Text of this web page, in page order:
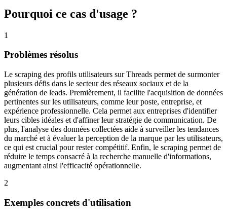
Pourquoi ce cas d'usage ?
1
Problèmes résolus
Le scraping des profils utilisateurs sur Threads permet de surmonter
plusieurs défis dans le secteur des réseaux sociaux et de la
génération de leads. Premièrement, il facilite l'acquisition de données
pertinentes sur les utilisateurs, comme leur poste, entreprise, et
expérience professionnelle. Cela permet aux entreprises d'identifier
leurs cibles idéales et d'affiner leur stratégie de communication. De
plus, l'analyse des données collectées aide à surveiller les tendances
du marché et à évaluer la perception de la marque par les utilisateurs,
ce qui est crucial pour rester compétitif. Enfin, le scraping permet de
réduire le temps consacré à la recherche manuelle d'informations,
augmentant ainsi l'efficacité opérationnelle.
2
Exemples concrets d'utilisation